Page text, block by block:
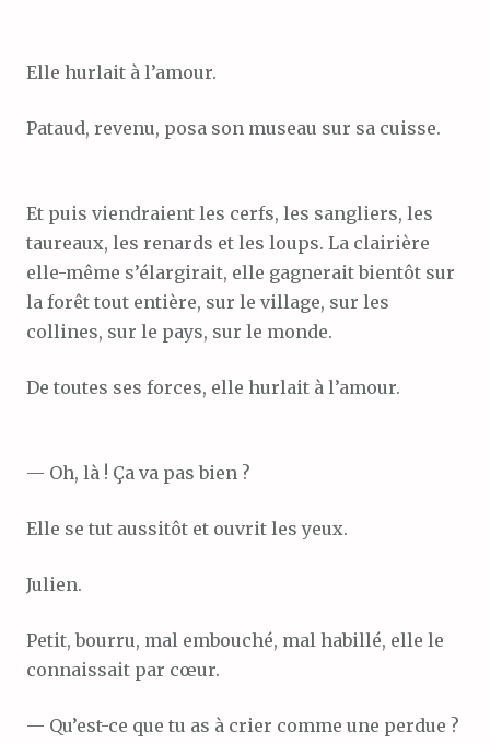
Elle hurlait à l’amour.
Pataud, revenu, posa son museau sur sa cuisse.
Et puis viendraient les cerfs, les sangliers, les
taureaux, les renards et les loups. La clairière
elle-même s’élargirait, elle gagnerait bientôt sur
la forêt tout entière, sur le village, sur les
collines, sur le pays, sur le monde.
De toutes ses forces, elle hurlait à l’amour.
— Oh, là ! Ça va pas bien ?
Elle se tut aussitôt et ouvrit les yeux.
Julien.
Petit, bourru, mal embouché, mal habillé, elle le
connaissait par cœur.
— Qu’est-ce que tu as à crier comme une perdue ?